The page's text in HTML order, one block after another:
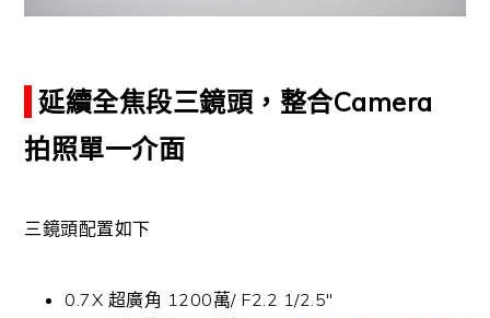
延續全焦段三鏡頭，整合Camera
拍照單一介面
三鏡頭配置如下
0.7X 超廣角 1200萬/ F2.2 1/2.5″